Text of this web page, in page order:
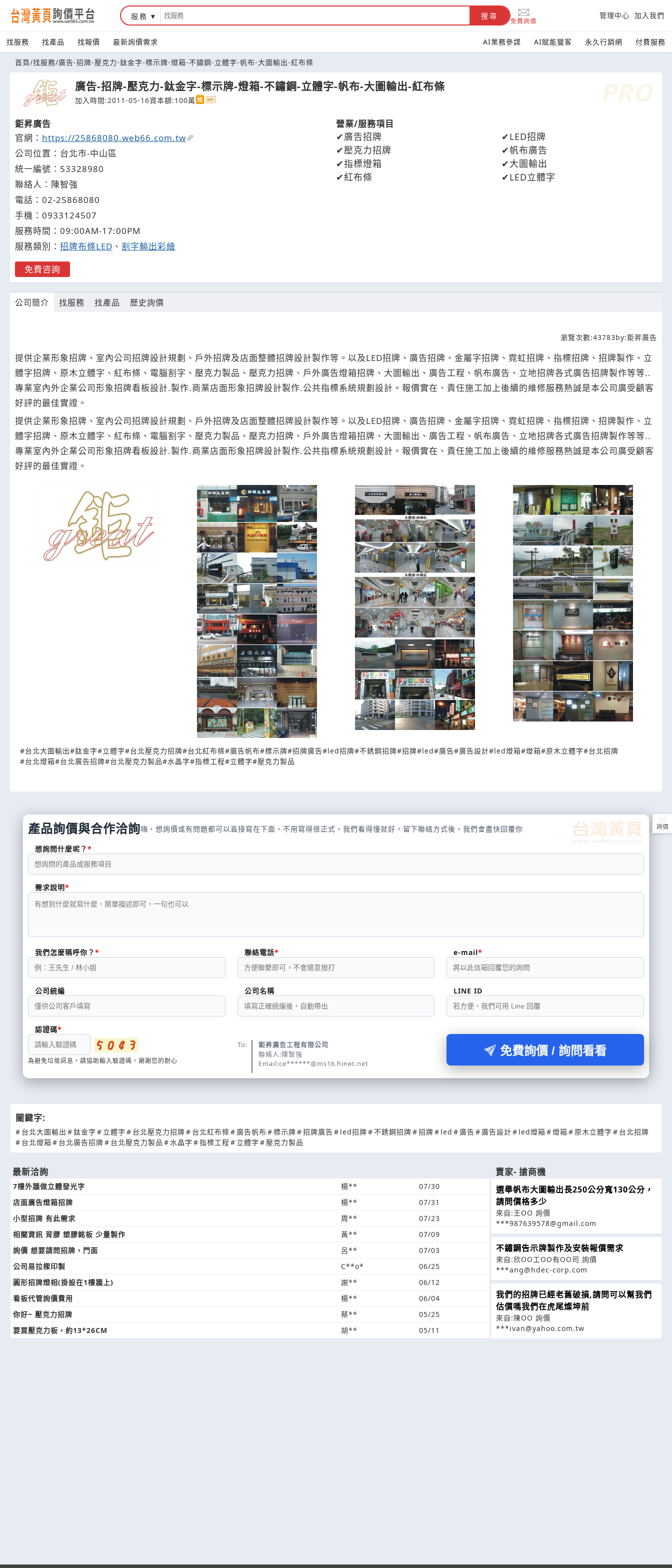
台灣黃頁詢價平台
服務 搜尋
免費詢價
管理中心 加入我們
找服務 找產品 找報價 最新詢價需求 AI業務參謀 AI賦能獵客 永久行銷網 付費服務
首頁/找服務/廣告-招牌-壓克力-鈦金字-標示牌-燈箱-不鏽鋼-立體字-帆布-大圖輸出-紅布條
廣告-招牌-壓克力-鈦金字-標示牌-燈箱-不鏽鋼-立體字-帆布-大圖輸出-紅布條
加入時間:2011-05-16資本額:100萬
鉅昇廣告
官網： https://25868080.web66.com.tw
公司位置：台北市-中山區
統一編號：53328980
聯絡人：陳智強
電話： 02-25868080
手機： 09331 24507
服務時間：09:00AM-17:00PM
服務類別： 招牌布條LED 、 割字輸出彩繪
免費咨詢
營業/服務項目
廣告招牌
LED招牌
壓克力招牌
帆布廣告
指標燈箱
大圖輸出
紅布條
LED立體字
公司簡介 找服務 找產品 歷史詢價
瀏覽次數:43783by:鉅昇廣告
提供企業形象招牌、室內公司招牌設計規劃、戶外招牌及店面整體招牌設計製作等。以及LED招牌、廣告招牌、金屬字招牌、霓虹招牌、指標招牌、招牌製作、立
體字招牌、原木立體字、紅布條、電腦割字、壓克力製品、壓克力招牌、戶外廣告燈箱招牌、大圖輸出、廣告工程、帆布廣告、立地招牌各式廣告招牌製作等等..
專業室內外企業公司形象招牌看板設計.製作.商業店面形象招牌設計製作.公共指標系統規劃設計。報價實在、責任施工加上後續的維修服務熱誠是本公司廣受顧客
好評的最佳實證。
提供企業形象招牌、室內公司招牌設計規劃、戶外招牌及店面整體招牌設計製作等。以及LED招牌、廣告招牌、金屬字招牌、霓虹招牌、指標招牌、招牌製作、立
體字招牌、原木立體字、紅布條、電腦割字、壓克力製品、壓克力招牌、戶外廣告燈箱招牌、大圖輸出、廣告工程、帆布廣告、立地招牌各式廣告招牌製作等等..
專業室內外企業公司形象招牌看板設計.製作.商業店面形象招牌設計製作.公共指標系統規劃設計。報價實在、責任施工加上後續的維修服務熱誠是本公司廣受顧客
好評的最佳實證。
#台北大圖輸出#鈦金字#立體字#台北壓克力招牌#台北紅布條#廣告帆布#標示牌#招牌廣告#led招牌#不銹鋼招牌#招牌#led#廣告#廣告設計#led燈箱#燈箱#原木立體字#台北招牌
#台北燈箱#台北廣告招牌#台北壓克力製品#水晶字#指標工程#立體字#壓克力製品
產品詢價與合作洽詢嗨，想詢價或有問題都可以直接寫在下面，不用寫得很正式，我們看得懂就好，留下聯絡方式後，我們會盡快回覆你
想詢問什麼呢？
需求說明
我們怎麼稱呼你？ 聯絡電話 e-mail
公司統編 公司名稱 LINE ID
認證碼
為避免垃圾訊息，請協助輸入驗證碼，謝謝您的耐心
To:
鉅昇廣告工程有限公司
聯絡人:陳智強
Email:ce******@ms16.hinet.net
免費詢價 / 詢問看看
關鍵字:
# 台北大圖輸出 #鈦金字 # 立體字 # 台北壓克力招牌# 台北紅布條# 廣告帆布#標示牌#招牌廣告# led招牌#不銹鋼招牌#招牌# led # 廣告# 廣告設計# led燈箱#燈箱# 原木立體字 # 台北招牌
# 台北燈箱# 台北廣告招牌# 台北壓克力製品 #水晶字 #指標工程 # 立體字 # 壓克力製品
最新洽詢
7樓外牆做立體發光字 楊**
07/30
店面廣告燈箱招牌
楊**
07/31
小型招牌 有此需求
周**
07/23
相關資訊 背膠 塑膠銘板 少量製作
黃**
07/09
詢價 想要請問招牌，門面
呂**
07/03
公司易拉𣕧印製
C**o*
06/25
圓形招牌燈相(掛設在1樓牆上)
謝**
06/12
看板代管詢價費用
楊**
06/04
你好~ 壓克力招牌
蔡**
05/25
要買壓克力板，約13*26CM
胡** 05/11
賣家- 搶商機
選舉帆布大圖輸出長250公分寬130公分，
請問價格多少
來自:王OO 詢價
***987639578@gmail.com
不鏽鋼告示牌製作及安裝報價需求
來自:欣OO工OO有OO司 詢價
***ang@hdec-corp.com
我們的招牌已經老舊破損,請問可以幫我們
估價嗎我們在虎尾燦坤前
來自:陳OO 詢價
***ivan@yahoo.com.tw
詢價